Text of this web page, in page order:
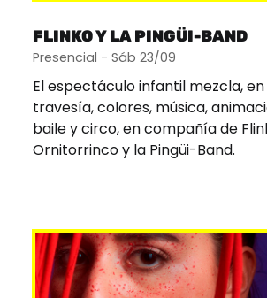
FLINKO Y LA PINGÜI-BAND
Presencial - Sáb 23/09
El espectáculo infantil mezcla,
travesía, colores, música,
baile y circo, en compañía de
Ornitorrinco y la Pingüi-Band.